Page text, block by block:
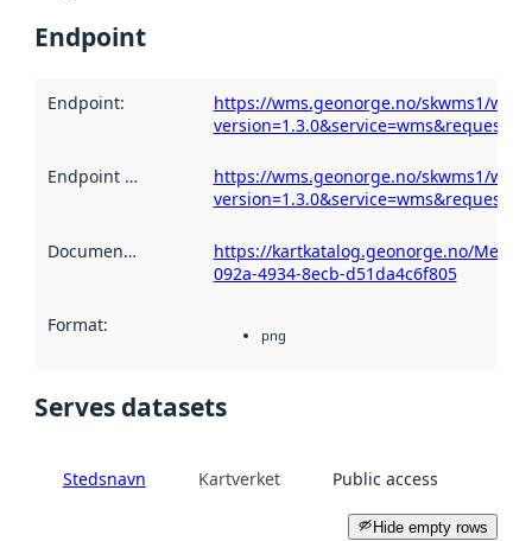
Endpoint
Endpoint:
https://wms.geonorge.no/skwms1/
Endpoint description :https://wms.geonorge.no/skwms1/
Documentation
https://kartkatalog.geonorge.no/
092a-4934-8ecb-d51da4c6f805
Format: png
Serves datasets
Stedsnavn Kartverket Public access
Hide empty rows